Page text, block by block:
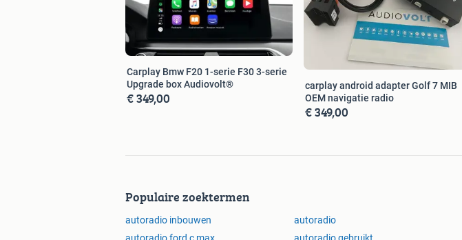
Carplay Bmw F20 1-serie F30 3-serie
Upgrade box Audiovolt®
€ 349,00
carplay android adapter Golf 7 MIB
OEM navigatie radio
€ 349,00
Populaire zoektermen
autoradio inbouwen autoradio